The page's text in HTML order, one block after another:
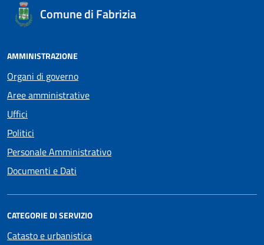
Comune di Fabrizia
AMMINISTRAZIONE
Organi di governo
Aree amministrative
Uffici
Politici
Personale Amministrativo
Documenti e Dati
CATEGORIE DI SERVIZIO
Catasto e urbanistica